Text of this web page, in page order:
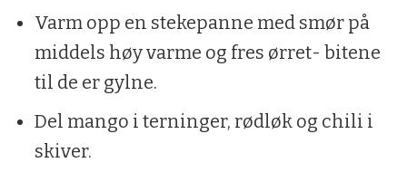
2 stk. spisemodne avokadoer
1 stk. fedd hvitløk, finhakket
0,5 stk rød chili
1 stk. lime (kun saften)
Varm opp en stekepanne med smør på
middels høy varme og fres ørret- bitene
til de er gylne.
Del mango i terninger, rødløk og chili i
skiver.